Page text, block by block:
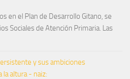
en el Plan de Desarrollo Gitano, se
Sociales de Atención Primaria. Las
y sus ambiciones
la altura - naiz: